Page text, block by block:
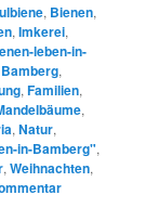
, Bienen,
,Imkerei,
leben-in-
Bamberg,
,Familien,
,
,Natur,
in-Bamberg",
,Weihnachten,